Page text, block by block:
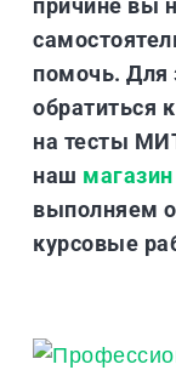
причине вы
помочь. Для
обратиться
на тесты
наш
выполняем
курсовые